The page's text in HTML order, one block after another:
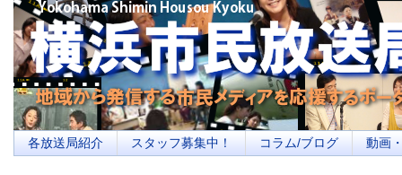
横浜の地域メディア、地域・市民・放送局・メディアを応援するポータルサ
を目指します
各放送局紹介 スタッフ募集中！ コラム/ブログ 動画